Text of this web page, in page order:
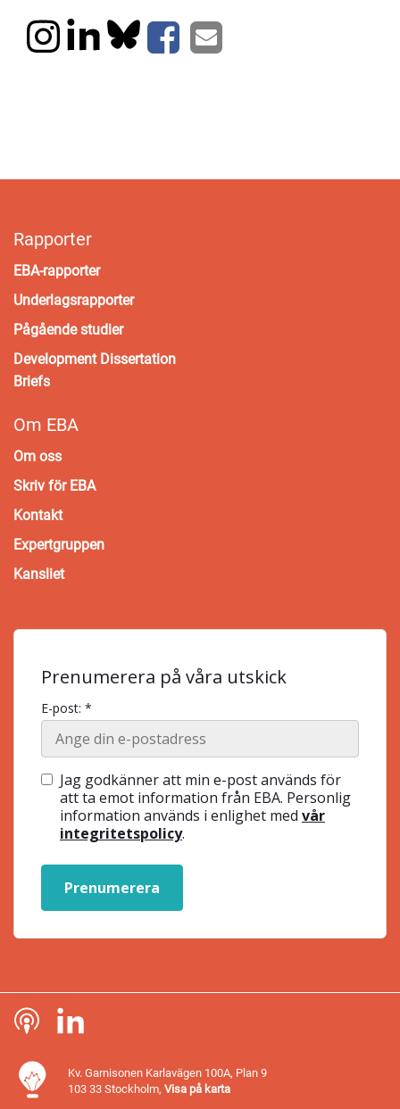
Rapporter
EBA-rapporter
Underlagsrapporter
Pågående studier
Development Dissertation
Briefs
Om EBA
Om oss
Skriv för EBA
Kontakt
Expertgruppen
Kansliet
Prenumerera på våra utskick
E-post: *
Jag godkänner att min e-post används för
att ta emot information från EBA. Personlig
information används i enlighet med vår
integritetspolicy.
Prenumerera
Kv. Garnisonen Karlavägen 100A, Plan 9
103 33 Stockholm, Visa på karta